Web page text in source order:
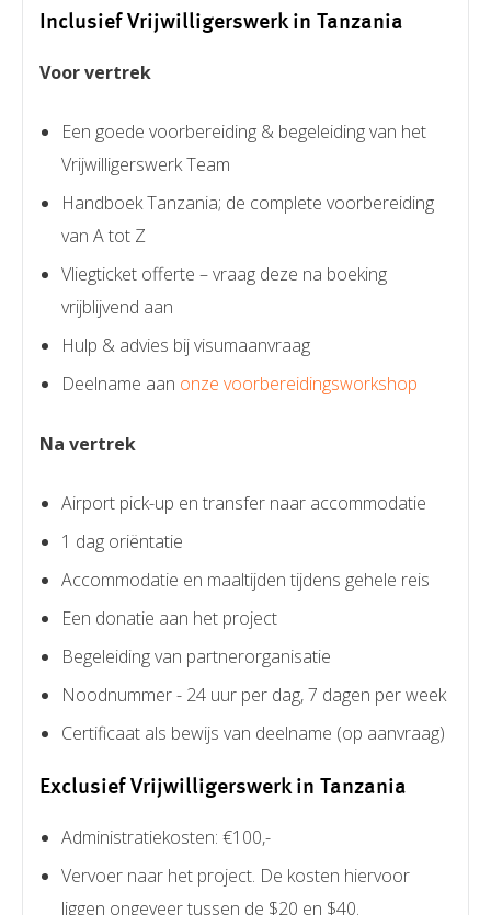
Inclusief Vrijwilligerswerk in Tanzania
Voor vertrek
Een goede voorbereiding & begeleiding van het
Vrijwilligerswerk Team
Handboek Tanzania; de complete voorbereiding
van A tot Z
Vliegticket offerte – vraag deze na boeking
vrijblijvend aan
Hulp & advies bij visumaanvraag
Deelname aan onze voorbereidingsworkshop
Na vertrek
Airport pick-up en transfer naar accommodatie
1 dag oriëntatie
Accommodatie en maaltijden tijdens gehele reis
Een donatie aan het project
Begeleiding van partnerorganisatie
Noodnummer - 24 uur per dag, 7 dagen per week
Certificaat als bewijs van deelname (op aanvraag)
Exclusief Vrijwilligerswerk in Tanzania
Administratiekosten: €100,-
Vervoer naar het project. De kosten hiervoor
liggen ongeveer tussen de $20 en $40.